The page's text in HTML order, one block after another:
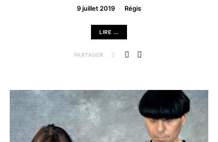
9 juillet 2019 Régis
LIRE ...
PARTAGER